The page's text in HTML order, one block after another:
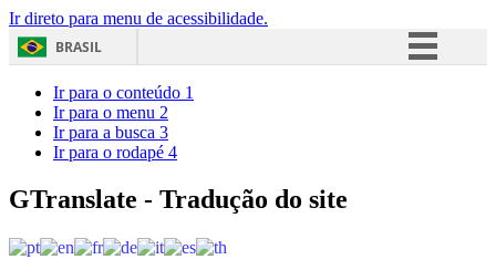
Ir direto para menu de acessibilidade.
BRASIL
Acesso à informação
Ir para o conteúdo 1
Ir para o menu 2
Ir para a busca 3
Ir para o rodapé 4
GTranslate - Tradução do site